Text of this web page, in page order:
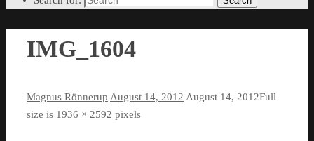
IMG_1604
Magnus Rönnerup August 14, 2012 August 14, 2012Full
size is 1936 × 2592 pixels